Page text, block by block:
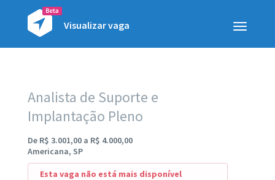
Toggle
Visualizar vaga
Analista de Suporte e
Implantação Pleno
De R$ 3.001,00 a R$ 4.000,00
Americana, SP
Esta vaga não está mais disponível